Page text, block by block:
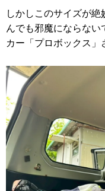
しかしこのサイズが
んでも邪魔にならない
カー「プロボックス」